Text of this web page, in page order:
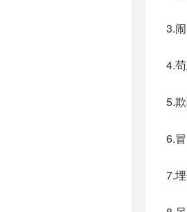
3.
4.
5.
6.冒
7.